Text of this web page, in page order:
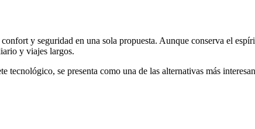
y seguridad en una sola propuesta. Aunque conserva el
y viajes largos.
se presenta como una de las alternativas más